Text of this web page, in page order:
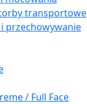
transportowe
przechowywanie
/ Full Face